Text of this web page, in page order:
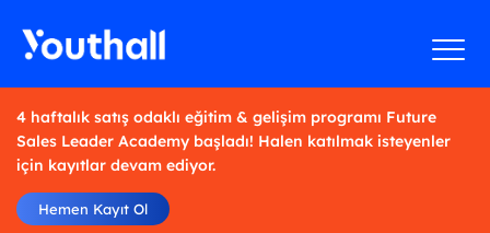
4 haftalık satış odaklı eğitim & gelişim programı Future
Sales Leader Academy başladı! Halen katılmak isteyenler
için kayıtlar devam ediyor.
Hemen Kayıt Ol